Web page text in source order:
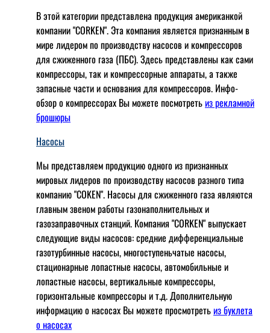
В этой категории представлена продукция американкой
компании "CORKEN". Эта компания является признанным в
мире лидером по производству насосов и компрессоров
для сжиженного газа (ПБС). Здесь представлены как сами
компрессоры, так и компрессорные аппараты, а также
запасные части и основания для компрессоров. Инфо-
обзор о компрессорах Вы можете посмотретьиз рекламной
брошюры
Насосы
Мы представляем продукцию одного из признанных
мировых лидеров по производству насосов разного типа
компанию "COKEN". Насосы для сжиженного газа являются
главным звеном работы газонаполнительных и
газозаправочных станций. Компания "CORKEN" выпускает
следующие виды насосов: cредние дифференциальные
газотурбинные насосы, многоступеньчатые насосы,
стационарные лопастные насосы, автомобильные и
лопaстные насосы, вертикальные компрессоры,
горизонтальные компрессоры и т.д. Дополнительную
информацию о насосах Вы можете просмотретьиз буклета
о насосах